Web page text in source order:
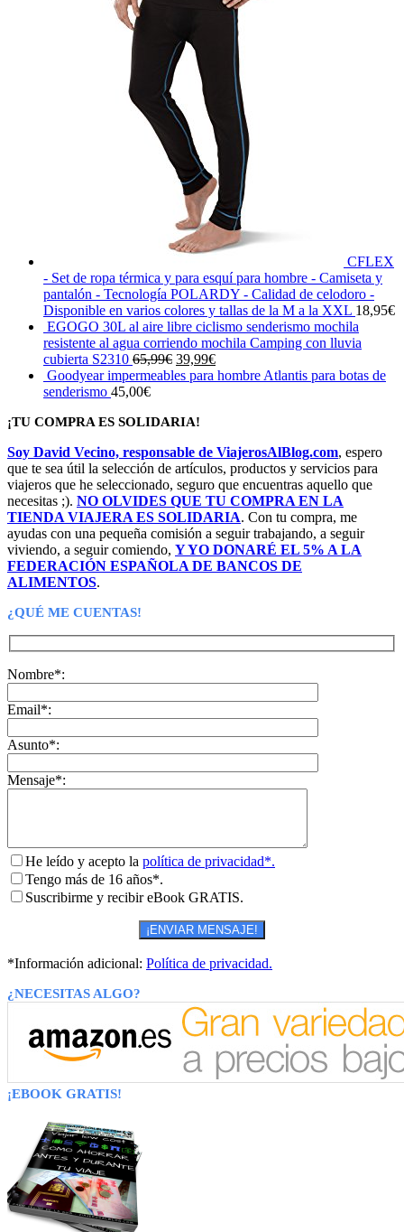
CFLEX
- Set de ropa térmica y para esquí para hombre - Camiseta y
pantalón - Tecnología POLARDY - Calidad de celodoro -
Disponible en varios colores y tallas de la M a la XXL 18,95€
EGOGO 30L al aire libre ciclismo senderismo mochila
resistente al agua corriendo mochila Camping con lluvia
cubierta S2310 65,99€ El
precio
65,99€.
39,99€El
precio
Goodyear impermeables para hombre Atlantis para botas de
senderismo 45,00€
¡TU COMPRA ES SOLIDARIA!
Soy David Vecino, responsable de ViajerosAlBlog.com, espero
que te sea útil la selección de artículos, productos y servicios para
viajeros que he seleccionado, seguro que encuentras aquello que
necesitas ;). NO OLVIDES QUE TU COMPRA EN LA
TIENDA VIAJERA ES SOLIDARIA. Con tu compra, me
ayudas con una pequeña comisión a seguir trabajando, a seguir
viviendo, a seguir comiendo, Y YO DONARÉ EL 5% A LA
FEDERACIÓN ESPAÑOLA DE BANCOS DE
ALIMENTOS.
¿QUÉ ME CUENTAS!
Nombre*:
Email*:
Asunto*:
Mensaje*:
He leído y acepto la política de privacidad*.
Tengo más de 16 años*.
Suscribirme y recibir eBook GRATIS.
*Información adicional: Política de privacidad.
¿NECESITAS ALGO?
¡EBOOK GRATIS!